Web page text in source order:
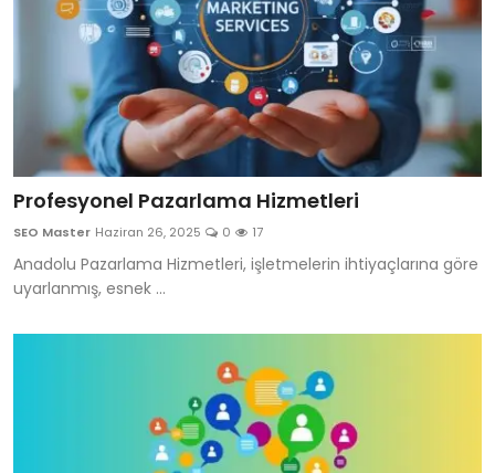
Profesyonel Pazarlama Hizmetleri
SEO Master Haziran 26, 2025 0 17
Anadolu Pazarlama Hizmetleri, işletmelerin ihtiyaçlarına göre
uyarlanmış, esnek ...